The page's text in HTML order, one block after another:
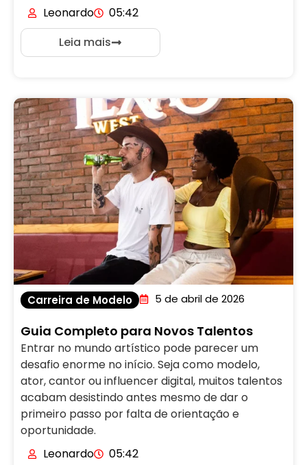
Leonardo
05:42
Leia mais
Carreira de Modelo 5 de abril de 2026
Guia Completo para Novos Talentos
Entrar no mundo artístico pode parecer um
desafio enorme no início. Seja como modelo,
ator, cantor ou influencer digital, muitos talentos
acabam desistindo antes mesmo de dar o
primeiro passo por falta de orientação e
oportunidade.
Leonardo
05:42